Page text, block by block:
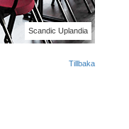
Scandic Uplandia
Tillbaka